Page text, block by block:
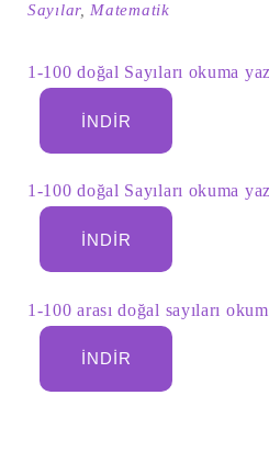
arama
sonuçları:
Sayılar, Matematik
1-100 doğal Sayıları okuma
İNDIR
1-100 doğal Sayıları okuma
İNDIR
1-100 arası doğal sayıları
İNDIR